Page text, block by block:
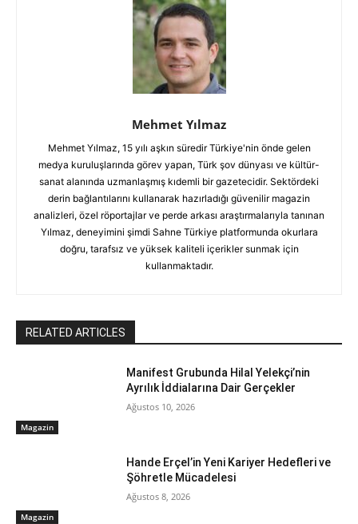
Mehmet Yılmaz
Mehmet Yılmaz, 15 yılı aşkın süredir Türkiye'nin önde gelen
medya kuruluşlarında görev yapan, Türk şov dünyası ve kültür-
sanat alanında uzmanlaşmış kıdemli bir gazetecidir. Sektördeki
derin bağlantılarını kullanarak hazırladığı güvenilir magazin
analizleri, özel röportajlar ve perde arkası araştırmalarıyla tanınan
Yılmaz, deneyimini şimdi Sahne Türkiye platformunda okurlara
doğru, tarafsız ve yüksek kaliteli içerikler sunmak için
kullanmaktadır.
RELATED ARTICLES
Magazin
Manifest Grubunda Hilal Yelekçi’nin
Ayrılık İddialarına Dair Gerçekler
Ağustos 10, 2026
Magazin
Hande Erçel’in Yeni Kariyer Hedefleri ve
Şöhretle Mücadelesi
Ağustos 8, 2026